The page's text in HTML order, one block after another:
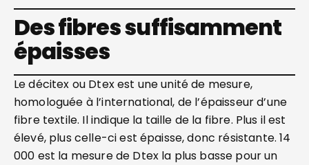
Des fibres suffisamment
épaisses
Le décitex ou Dtex est une unité de mesure,
homologuée à l’international, de l’épaisseur d’une
fibre textile. Il indique la taille de la fibre. Plus il est
élevé, plus celle-ci est épaisse, donc résistante. 14
000 est la mesure de Dtex la plus basse pour un